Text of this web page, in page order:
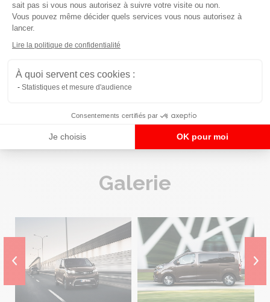
Galerie
sait pas si vous nous autorisez à suivre votre visite ou non.
Vous pouvez même décider quels services vous nous autorisez à
lancer.
Lire la politique de confidentialité
À quoi servent ces cookies :
Statistiques et mesure d'audience
Consentements certifiés par
Je choisis OK pour moi